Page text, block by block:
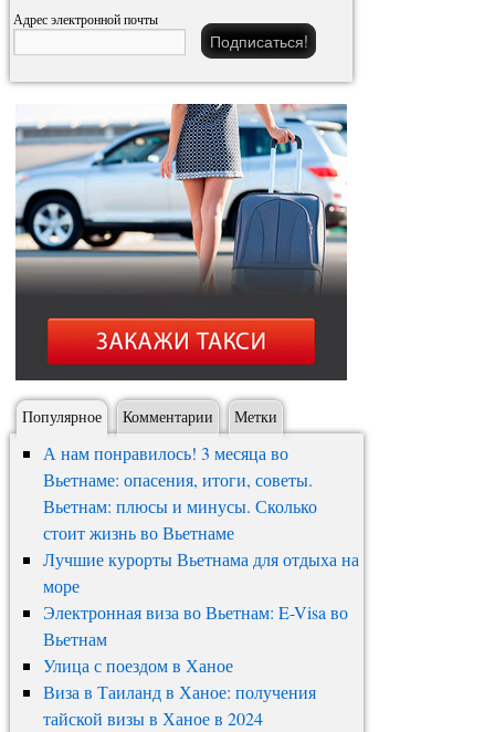
Адрес электронной почты
Популярное Комментарии Метки
А нам понравилось! 3 месяца во
Вьетнаме: опасения, итоги, советы.
Вьетнам: плюсы и минусы. Сколько
стоит жизнь во Вьетнаме
Лучшие курорты Вьетнама для отдыха на
море
Электронная виза во Вьетнам: E-Visa во
Вьетнам
Улица с поездом в Ханое
Виза в Таиланд в Ханое: получения
тайской визы в Ханое в 2024